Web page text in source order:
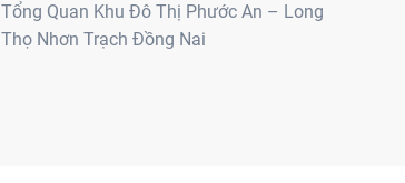
Tổng Quan Khu Đô Thị Phước An – Long
Thọ Nhơn Trạch Đồng Nai